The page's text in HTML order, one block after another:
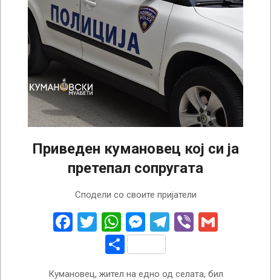
Приведен кумановец кој си ја
претепал сопругата
Сподели со своите пријатели
Facebook
Twitter
WhatsApp
Messenger
Telegram
Viber
Share
Кумановец, жител на едно од селата, бил